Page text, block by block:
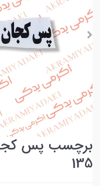
برچسب پس
135